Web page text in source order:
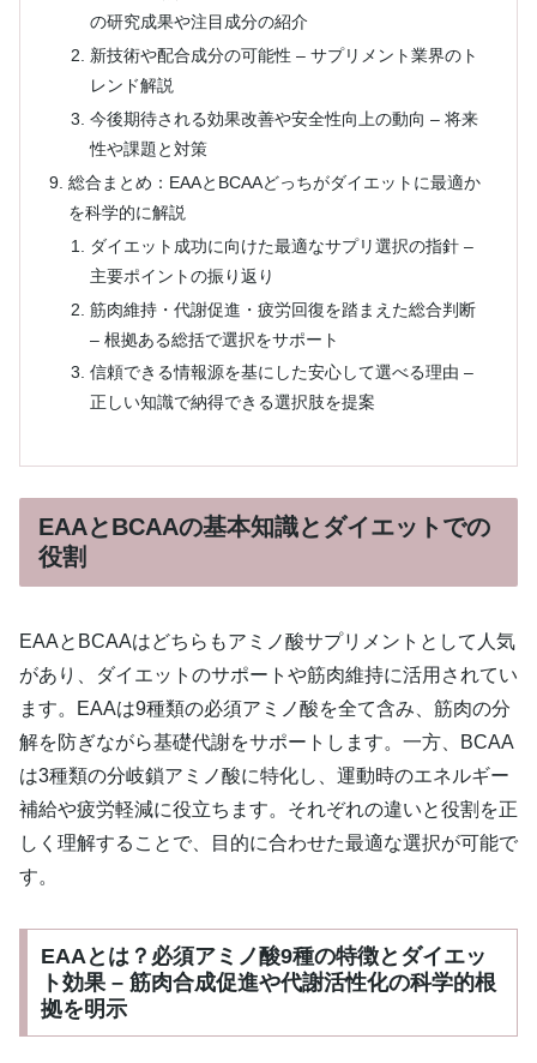
の研究成果や注目成分の紹介
新技術や配合成分の可能性 – サプリメント業界のト
レンド解説
今後期待される効果改善や安全性向上の動向 – 将来
性や課題と対策
総合まとめ：EAAとBCAAどっちがダイエットに最適か
を科学的に解説
ダイエット成功に向けた最適なサプリ選択の指針 –
主要ポイントの振り返り
筋肉維持・代謝促進・疲労回復を踏まえた総合判断
– 根拠ある総括で選択をサポート
信頼できる情報源を基にした安心して選べる理由 –
正しい知識で納得できる選択肢を提案
EAAとBCAAの基本知識とダイエットでの
役割
EAAとBCAAはどちらもアミノ酸サプリメントとして人気
があり、ダイエットのサポートや筋肉維持に活用されてい
ます。EAAは9種類の必須アミノ酸を全て含み、筋肉の分
解を防ぎながら基礎代謝をサポートします。一方、BCAA
は3種類の分岐鎖アミノ酸に特化し、運動時のエネルギー
補給や疲労軽減に役立ちます。それぞれの違いと役割を正
しく理解することで、目的に合わせた最適な選択が可能で
す。
EAAとは？必須アミノ酸9種の特徴とダイエッ
ト効果 – 筋肉合成促進や代謝活性化の科学的根
拠を明示